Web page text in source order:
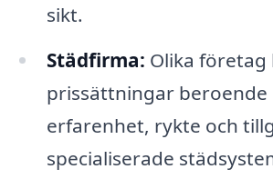
sikt.
Städfirma: Olika företag
prissättningar beroende
erfarenhet, rykte och
specialiserade